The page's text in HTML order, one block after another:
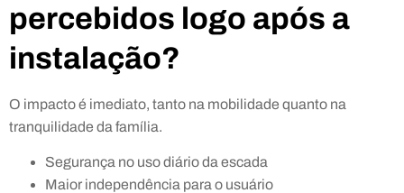
percebidos logo após a
instalação?
O impacto é imediato, tanto na mobilidade quanto na
tranquilidade da família.
Segurança no uso diário da escada
Maior independência para o usuário